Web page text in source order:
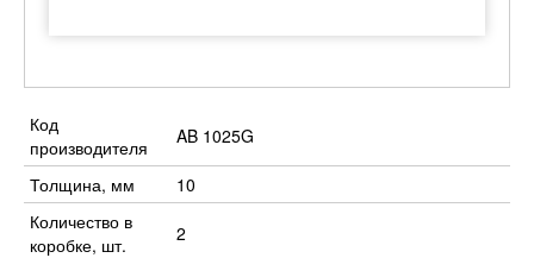
Код
производителя
AB 1025G
Толщина, мм
10
Количество в
коробке, шт.
2